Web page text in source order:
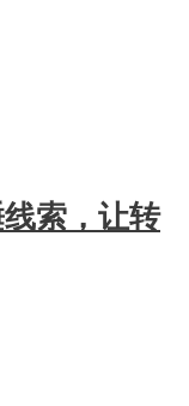
索，让转